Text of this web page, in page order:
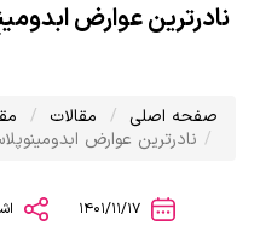
نادرترین عوارض
صفحه اصلی مقالات
نادرترین عوارض
1401/11/17